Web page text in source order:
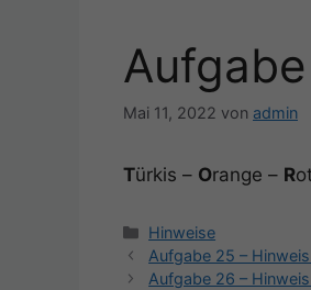
Mai 11, 2022 von admin
Türkis – Orange – R
Kategorien
Hinweise
Beitrags-
Navigation
Aufgabe 25 –
Aufgabe 26 – Hinweis